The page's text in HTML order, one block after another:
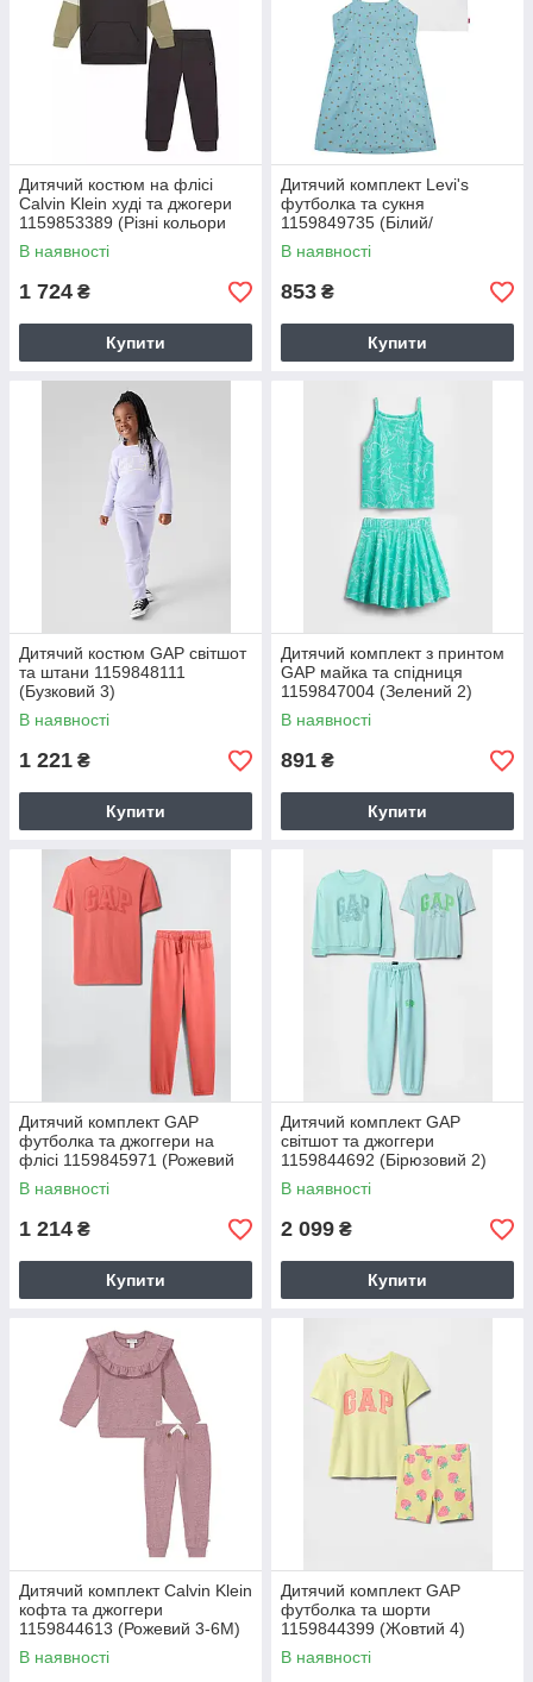
Дитячий костюм на флісі
Calvin Klein худі та джогери
1159853389 (Різні кольори
2T) на зріст 86-91 см
В наявності
1 724 ₴
Купити
Дитячий комплект Levi's
футболка та сукня
1159849735 (Білий/
Блакитний 110-116)
В наявності
853 ₴
Купити
Дитячий костюм GAP світшот
та штани 1159848111
(Бузковий 3)
В наявності
1 221 ₴
Купити
Дитячий комплект з принтом
GAP майка та спідниця
1159847004 (Зелений 2)
В наявності
891 ₴
Купити
Дитячий комплект GAP
футболка та джоггери на
флісі 1159845971 (Рожевий
M)
В наявності
1 214 ₴
Купити
Дитячий комплект GAP
світшот та джоггери
1159844692 (Бірюзовий 2)
В наявності
2 099 ₴
Купити
Дитячий комплект Calvin Klein
кофта та джоггери
1159844613 (Рожевий 3-6M)
В наявності
Дитячий комплект GAP
футболка та шорти
1159844399 (Жовтий 4)
В наявності